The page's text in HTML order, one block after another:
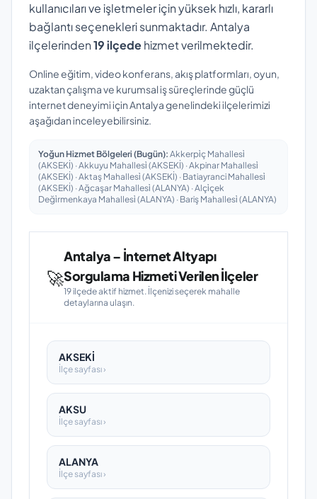
kullanıcıları ve işletmeler için yüksek hızlı, kararlı
bağlantı seçenekleri sunmaktadır. Antalya
ilçelerinden19 ilçedehizmet verilmektedir.
Online eğitim, video konferans, akış platformları, oyun,
uzaktan çalışma ve kurumsal iş süreçlerinde güçlü
internet deneyimi için Antalya genelindeki ilçelerimizi
aşağıdan inceleyebilirsiniz.
Yoğun Hizmet Bölgeleri (Bugün): Akkerpi̇ç Mahallesi̇
(AKSEKİ) · Akkuyu Mahallesi̇ (AKSEKİ) · Akpinar Mahallesi̇
(AKSEKİ) · Aktaş Mahallesi̇ (AKSEKİ) · Batiayranci Mahallesi̇
(AKSEKİ) · Ağcaşar Mahallesi̇ (ALANYA) · Alçi̇çek
Deği̇rmenkaya Mahallesi̇ (ALANYA) · Bariş Mahallesi̇ (ALANYA)
🚀
Antalya – İnternet Altyapı
Sorgulama Hizmeti Verilen İlçeler
19 ilçede aktif hizmet. İlçenizi seçerek mahalle
detaylarına ulaşın.
AKSEKİ
İlçe sayfası ›
AKSU
İlçe sayfası ›
ALANYA
İlçe sayfası ›